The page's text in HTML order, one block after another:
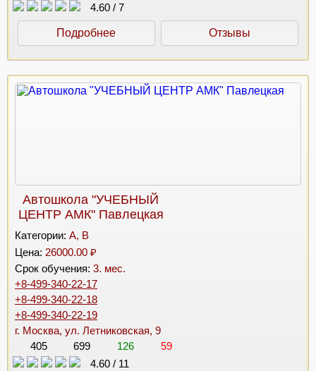
4.60 / 7
Подробнее Отзывы
Автошкола "УЧЕБНЫЙ
ЦЕНТР АМК" Павлецкая
Категории: A, B
Цена: 26000.00 ₽
Срок обучения: 3. мес.
+8-499-340-22-17
+8-499-340-22-18
+8-499-340-22-19
г. Москва, ул. Летниковская, 9
405
699 126
59
4.60 / 11